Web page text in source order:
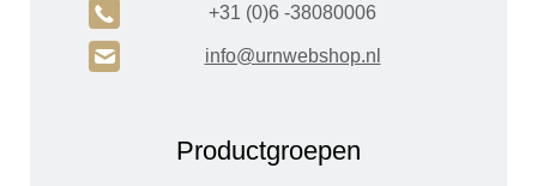
A +31 (0)6 -38080006
H info@urnwebshop.nl
Productgroepen